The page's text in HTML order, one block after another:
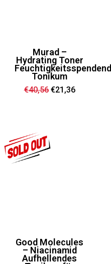
Murad –
Hydrating Toner
Tonikum
€40,56 Ursprünglicher
Preis
€21,36Aktueller
Good Molecules
– Niacinamid
Aufhellendes